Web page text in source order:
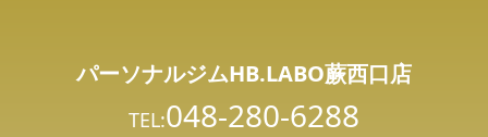
パーソナルジムHB.LABO蕨西口店
TEL:048-280-6288